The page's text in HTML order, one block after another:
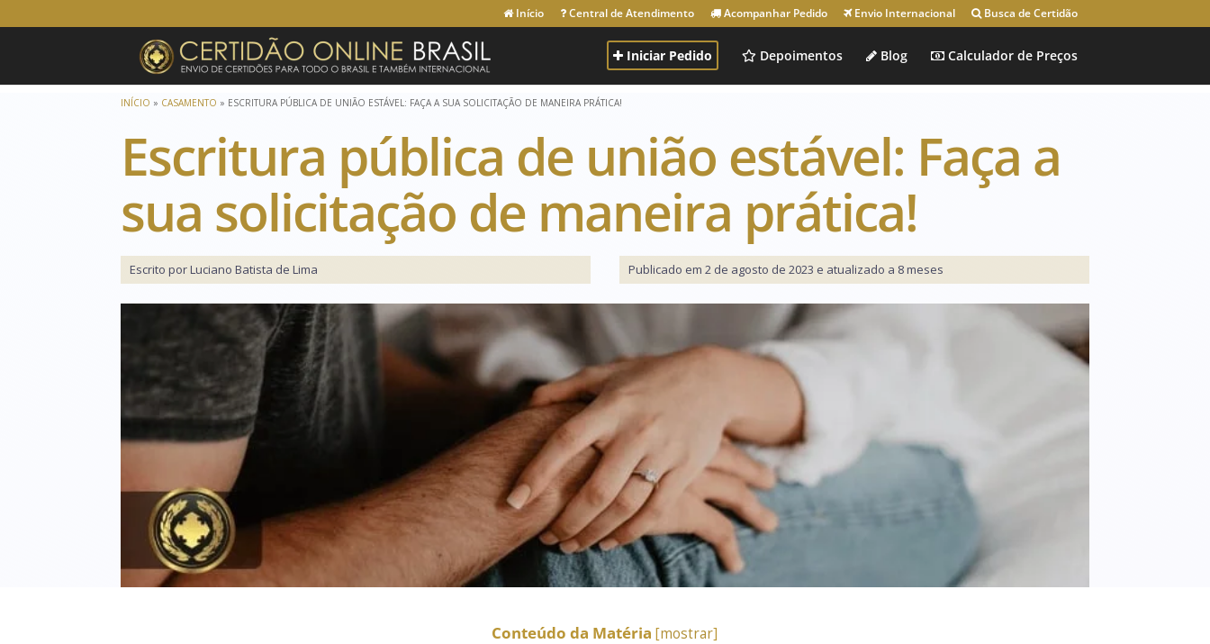
Início Central de Atendimento Acompanhar Pedido Envio Internacional Busca de Certidão
Iniciar Pedido Depoimentos Blog Calculador de Preços
INÍCIO » CASAMENTO » ESCRITURA PÚBLICA DE UNIÃO ESTÁVEL: FAÇA A SUA SOLICITAÇÃO DE MANEIRA PRÁTICA!
Escritura pública de união estável: Faça a
sua solicitação de maneira prática!
Escrito por Luciano Batista de Lima Publicado em 2 de agosto de 2023 e atualizado a 8 meses
Conteúdo da Matéria [mostrar]